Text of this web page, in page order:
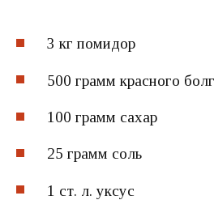
3 кг помидор
500 грамм красного
100 грамм сахар
25 грамм соль
1 ст. л. уксус